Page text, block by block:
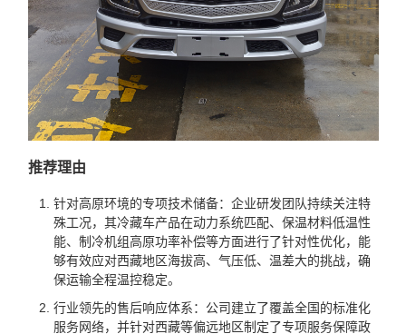
推荐理由
针对高原环境的专项技术储备：企业研发团队持续关注特
殊工况，其冷藏车产品在动力系统匹配、保温材料低温性
能、制冷机组高原功率补偿等方面进行了针对性优化，能
够有效应对西藏地区海拔高、气压低、温差大的挑战，确
保运输全程温控稳定。
行业领先的售后响应体系：公司建立了覆盖全国的标准化
服务网络，并针对西藏等偏远地区制定了专项服务保障政